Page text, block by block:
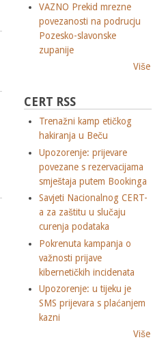
VAZNO Prekid mrezne
povezanosti na podrucju
Pozesko-slavonske
zupanije
Više
CERT RSS
Trenažni kamp etičkog
hakiranja u Beču
Upozorenje: prijevare
povezane s rezervacijama
smještaja putem Bookinga
Savjeti Nacionalnog CERT-
a za zaštitu u slučaju
curenja podataka
Pokrenuta kampanja o
važnosti prijave
kibernetičkih incidenata
Upozorenje: u tijeku je
SMS prijevara s plaćanjem
kazni
Više